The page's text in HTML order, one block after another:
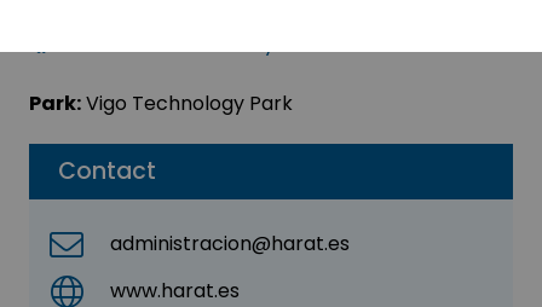
Contact
administracion@harat.es
www.harat.es
Park:Vigo Technology Park